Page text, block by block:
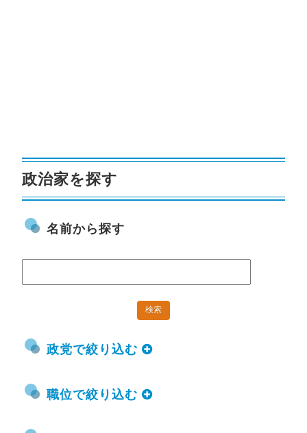
政治家を探す
名前から探す
政党で絞り込む
職位で絞り込む